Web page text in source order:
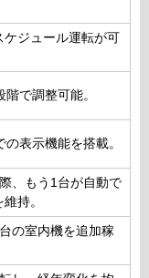
ジュール運転が可
で調整可能。
表示機能を搭載。
、もう1台が自動で
持。
の室内機を追加稼